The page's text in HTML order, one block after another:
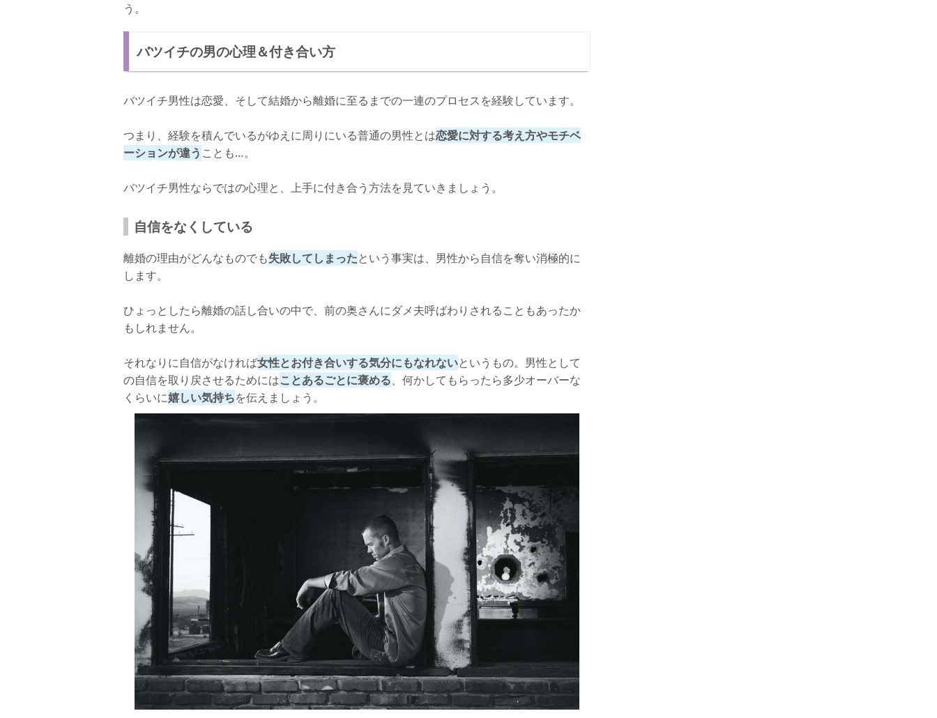
う。
バツイチの男の心理＆付き合い方
バツイチ男性は恋愛、そして結婚から離婚に至るまでの一連のプロセスを経験しています。
つまり、経験を積んでいるがゆえに周りにいる普通の男性とは恋愛に対する考え方やモチベ
ーションが違う ことも…。
バツイチ男性ならではの心理と、上手に付き合う方法を見ていきましょう。
自信をなくしている
離婚の理由がどんなものでも失敗してしまったという事実は、男性から自信を奪い消極的に
します。
ひょっとしたら離婚の話し合いの中で、前の奥さんにダメ夫呼ばわりされることもあったか
もしれません。
それなりに自信がなければ女性とお付き合いする気分にもなれないというもの。男性として
の自信を取り戻させるためにはことあるごとに褒める、何かしてもらったら多少オーバーな
くらいに嬉しい気持ちを伝えましょう。